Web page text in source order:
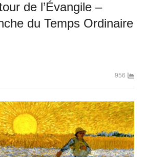
de l’Évangile –
du Temps Ordinaire
956